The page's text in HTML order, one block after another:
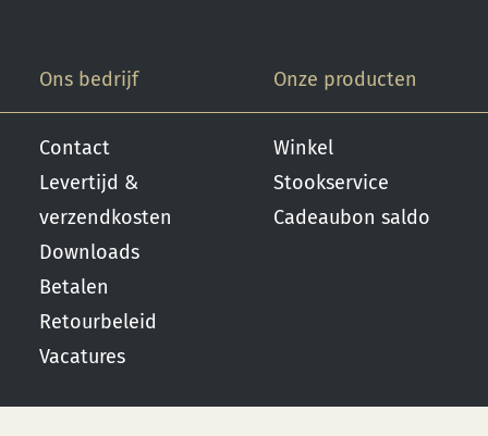
Ons bedrijf
Contact
Levertijd &
verzendkosten
Downloads
Betalen
Retourbeleid
Vacatures
Onze producten
Winkel
Stookservice
Cadeaubon saldo